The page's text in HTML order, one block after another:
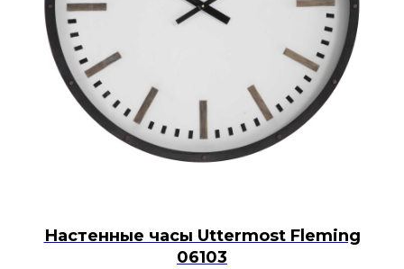
Настенные часы Uttermost Fleming
06103